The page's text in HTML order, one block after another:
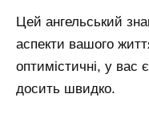
Цей ангельський
аспекти вашого
оптимістичні, у вас
досить швидко.